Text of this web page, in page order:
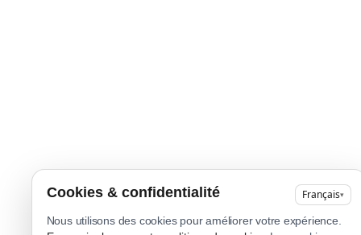
Cookies & confidentialité Français▾
Nous utilisons des cookies pour améliorer votre expérience.